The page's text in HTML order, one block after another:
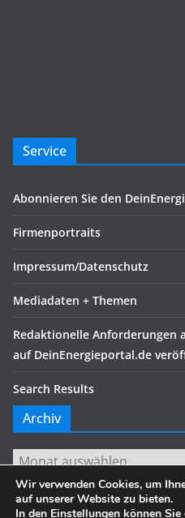
Service
Abonnieren Sie den
Firmenportraits
Impressum/Datenschutz
Mediadaten + Themen
Redaktionelle Anforderungen
auf DeinEnergieportal.de
Search Results
Archiv
Archiv
Wir verwenden Cookies, um
auf unserer Website zu bieten.
In den Einstellungen können